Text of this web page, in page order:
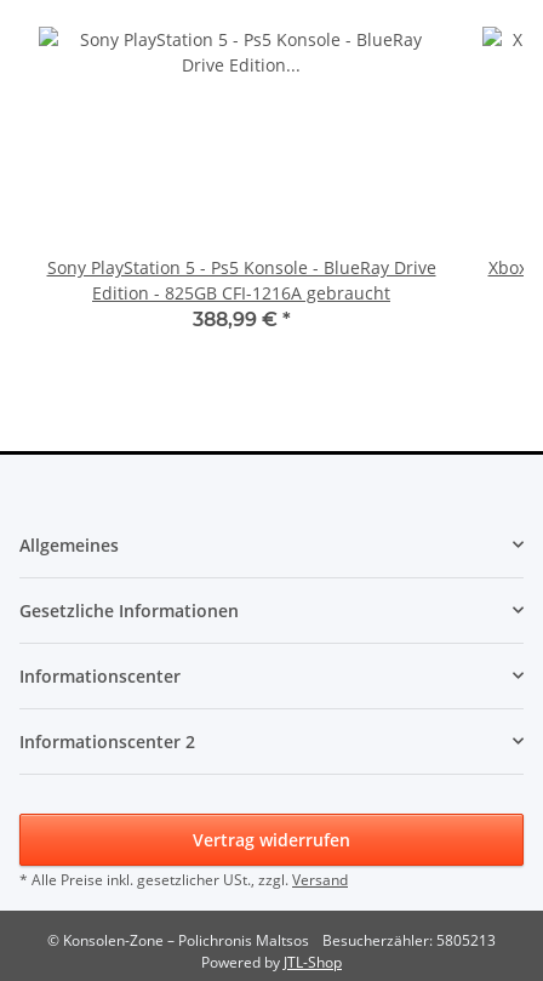
Sony PlayStation 5 - Ps5 Konsole - BlueRay Drive
Edition - 825GB CFI-1216A gebraucht
388,99 € *
Xbox
Allgemeines
Gesetzliche Informationen
Informationscenter
Informationscenter 2
Vertrag widerrufen
* Alle Preise inkl. gesetzlicher USt., zzgl.Versand
© Konsolen-Zone – Polichronis Maltsos
Besucherzähler: 5805213
Powered by JTL-Shop